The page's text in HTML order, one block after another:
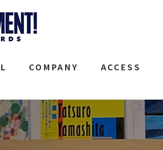
COMPANY ACCESS